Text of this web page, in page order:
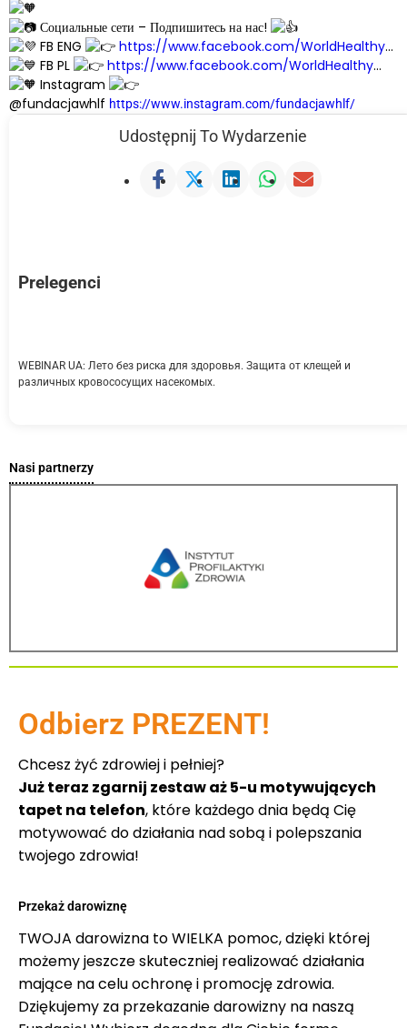
Социальные сети – Подпишитесь на нас!
FB ENG
https://www.facebook.com/WorldHealthy…
FB PL
https://www.facebook.com/WorldHealthy…
Instagram
@fundacjawhlf https://www.instagram.com/fundacjawhlf/
Udostępnij To Wydarzenie
Prelegenci
WEBINAR UA: Лето без риска для здоровья. Защита от клещей и
различных кровососущих насекомых.
Nasi partnerzy
Odbierz PREZENT!
Chcesz żyć zdrowiej i pełniej?
Już teraz zgarnij zestaw aż 5-u motywujących
tapet na telefon, które każdego dnia będą Cię
motywować do działania nad sobą i polepszania
twojego zdrowia!
Przekaż darowiznę
TWOJA darowizna to WIELKA pomoc, dzięki której
możemy jeszcze skuteczniej realizować działania
mające na celu ochronę i promocję zdrowia.
Dziękujemy za przekazanie darowizny na naszą